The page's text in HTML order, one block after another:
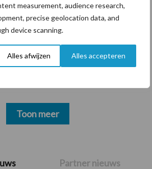
measurement, audience research,
precise geolocation data, and
device scanning.
Alles afwijzen Alles accepteren
Partner nieuws
Ligbox &
Voerhekken
Toon meer